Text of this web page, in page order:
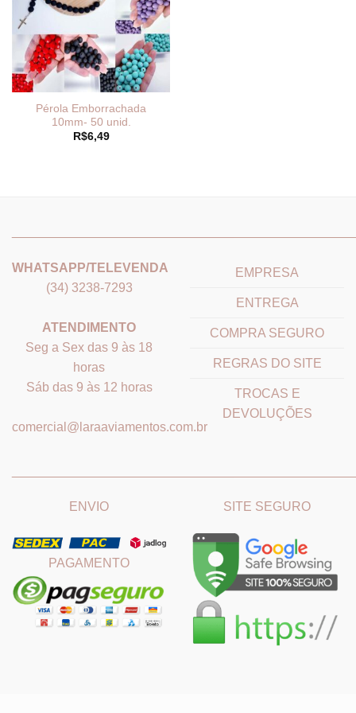
Pérola Emborrachada
10mm- 50 unid.
R$6,49
WHATSAPP/TELEVENDA
(34) 3238-7293
ATENDIMENTO
Seg a Sex das 9 às 18
horas
Sáb das 9 às 12 horas
comercial@laraaviamentos.com.br
EMPRESA
ENTREGA
COMPRA SEGURO
REGRAS DO SITE
TROCAS E
DEVOLUÇÕES
ENVIO
PAGAMENTO
SITE SEGURO